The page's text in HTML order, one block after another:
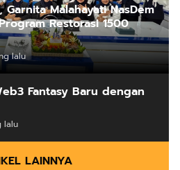
Malahayati NasDem
Restorasi 1500
lalu
Fantasy Baru dengan
lalu
LAINNYA